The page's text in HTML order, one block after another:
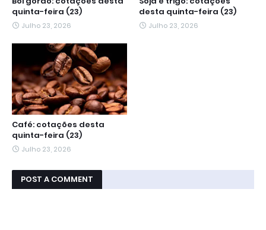
quinta-feira (23)
Julho 23, 2026
desta quinta-feira (23)
Julho 23, 2026
Café: cotações desta
quinta-feira (23)
Julho 23, 2026
POST A COMMENT